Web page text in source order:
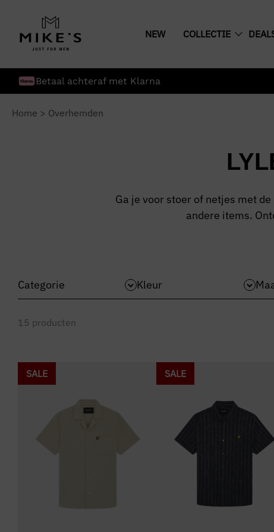
NEW COLLECTIE
Betaal achteraf met Klarna
Home > Overhemden
Ga je voor stoer of netjes met de
andere items.
Categorie Kleur
15 producten
SALE SALE